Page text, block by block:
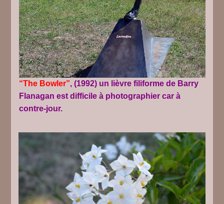
“The Bowler”, (1992) un lièvre filiforme de Barry
Flanagan est difficile à photographier car à
contre-jour.